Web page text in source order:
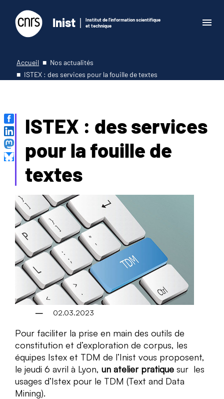
Inist
Institut de l'information scientifique
et technique
Accueil
Nos actualités
ISTEX : des services pour la fouille de textes
ISTEX : des services
pour la fouille de
textes
02.03.2023
Pour faciliter la prise en main des outils de
constitution et d’exploration de corpus, les
équipes Istex et TDM de l’Inist vous proposent,
le jeudi 6 avril à Lyon, un atelier pratique sur les
usages d’Istex pour le TDM (Text and Data
Mining).